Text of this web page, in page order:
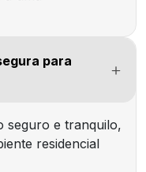
para
seguro e tranquilo,
residencial